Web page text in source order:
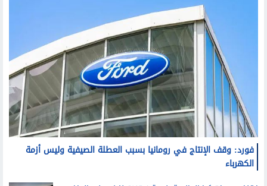
فورد: وقف الإنتاج في رومانيا بسبب العطلة الصيفية وليس أزمة
الكهرباء